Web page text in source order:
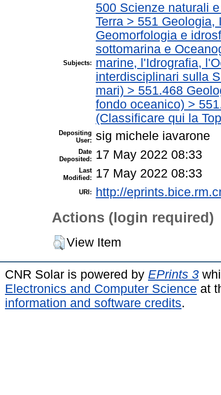
Subjects:
500 Scienze naturali
Terra > 551
Geomorfologia e
sottomarina e
marine, l'Idrografia,
interdisciplinari sulla
mari) > 551.468
fondo oceanico) >
(Classificare qui la
Depositing
User:
sig michele iavarone
Date
Deposited:
17 May 2022 08:33
Last
Modified:
17 May 2022 08:33
URI: http://
Actions (login required)
View Item
CNR Solar is powered by EPrints 3
Electronics and Computer Science at
information and software credits.